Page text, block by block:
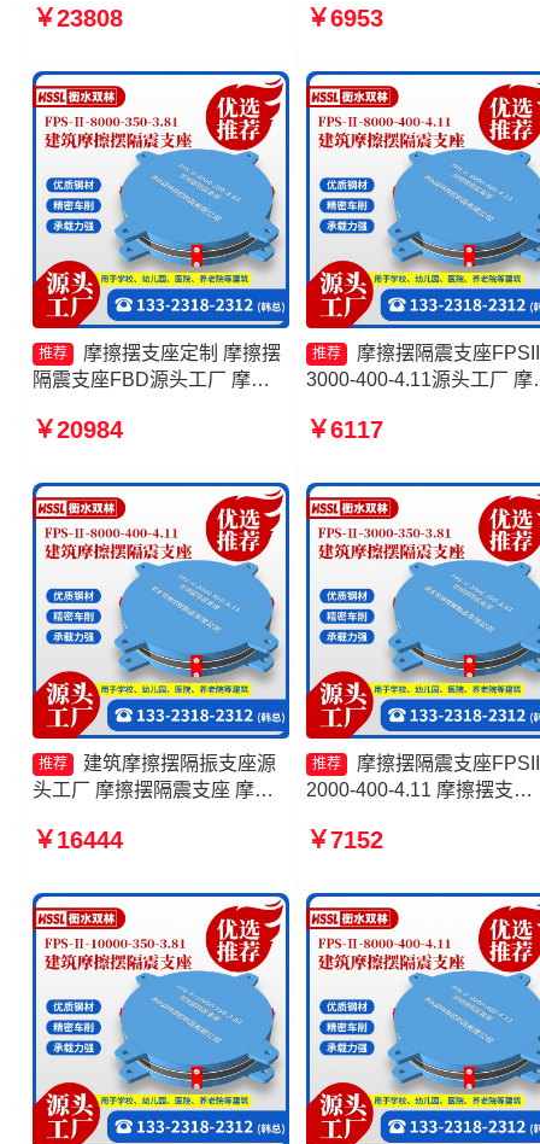
生产厂家 建筑摩擦摆式减震支
￥23808
3.81 摩擦摆隔震支座FPSII-
擦摆支座生产厂家
￥6953
推荐
摩擦摆支座定制 摩擦摆
隔震支座FBD源头工厂 摩擦
4.11生产厂家 摩擦摆隔震支座
厂
￥20984
推荐
摩擦摆隔震支座
3000-400-4.11源头工厂 摩
4.11厂家 摩擦摆隔震支座
1000-400-4.11生产厂家
￥6117
推荐
建筑摩擦摆隔振支座源
头工厂 摩擦摆隔震支座 摩擦
支座FPSII-10000-300-3.48
￥16444
推荐
摩擦摆隔震支座
2000-400-4.11 摩擦摆支
隔振支座生产厂家 摩擦式
￥7152